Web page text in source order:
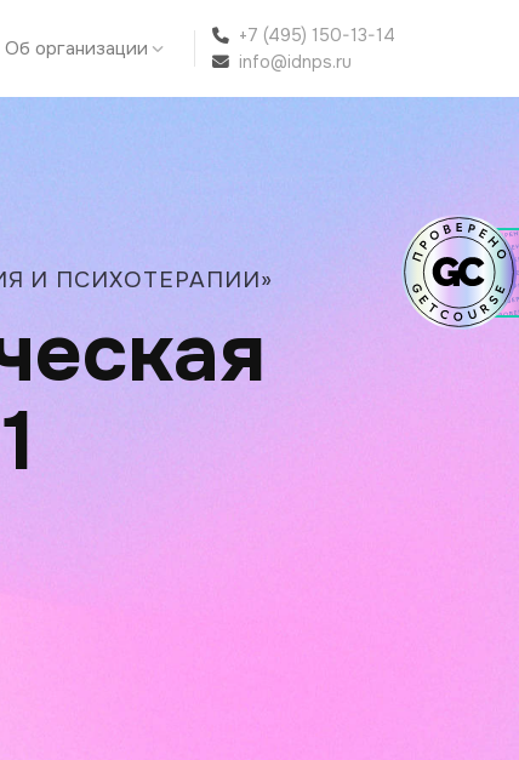
Об организации
+7 (495) 150-13-14
info@idnps.ru
И ПСИХОТЕРАПИИ»